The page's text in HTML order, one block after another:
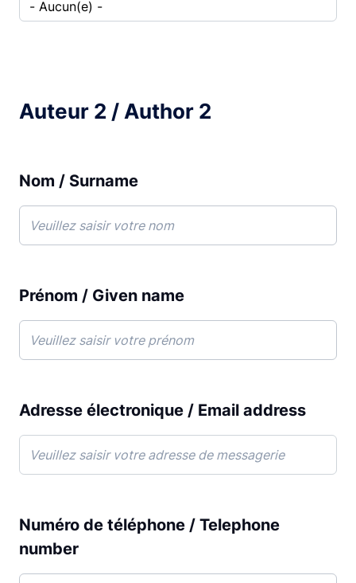
Auteur 2 / Author 2
Nom / Surname
Prénom / Given name
Adresse électronique / Email address
Numéro de téléphone / Telephone
number